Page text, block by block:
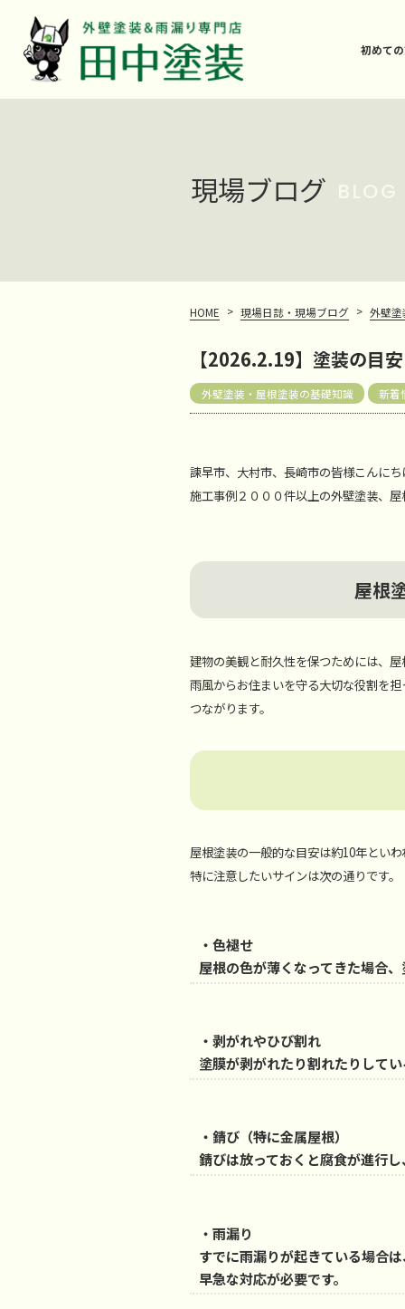
初めて
現場ブログ
HOME > 現場日誌・現場ブログ > 外壁
【2026.2.19】塗装の目安
外壁塗装・屋根塗装の基礎知識 新着
諫早市、大村市、長崎市の皆様こんにち
施工事例２０００件以上の外壁塗装、
屋根
建物の美観と耐久性を保つためには、
雨風からお住まいを守る大切な役割を
つながります。
屋根塗装の一般的な目安は約10年とい
特に注意したいサインは次の通りです。
・色褪せ
屋根の色が薄くなってきた場合
・剥がれやひび割れ
塗膜が剥がれたり割れたりして
・錆び（特に金属屋根）
錆びは放っておくと腐食が進行
・雨漏り
すでに雨漏りが起きている場合
早急な対応が必要です。